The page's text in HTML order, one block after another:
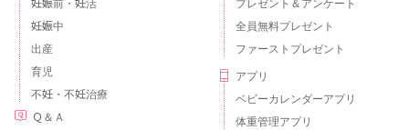
妊娠中
出産
育児
不妊・不妊治療
Ｑ＆Ａ
全員無料プレゼント
ファーストプレゼント
アプリ
ベビーカレンダーアプリ
体重管理アプリ